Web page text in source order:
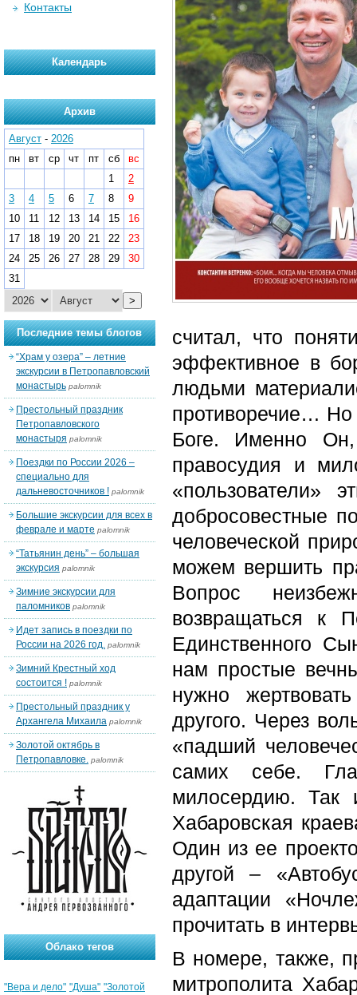
считал, что
эффективное в
людьми
противоречие… Но
Боге. Именно
правосудия и
«пользователи»
добросовестные
человеческой
можем вершить
Вопрос
возвращаться к
Единственного
нам простые
нужно
другого. Через
«падший
самих себе.
милосердию. Так
Хабаровская
Один из ее
другой –
адаптации
прочитать в
В номере, также,
митрополита
Контакты
Календарь
Архив
Август - 2026
пн
вт ср чт пт сб
вс
1
2
3
4 5 6 7 8
9
10
11 12 13 14 15
16
17
18 19 20 21 22
23
24
25 26 27 28 29
30
31
>
Последние темы блогов
“Храм у озера” – летние
экскурсии в Петропавловский
монастырь palomnik
Престольный праздник
Петропавловского
монастыря palomnik
Поездки по России 2026 –
специально для
дальневосточников ! palomnik
Большие экскурсии для всех в
феврале и марте palomnik
“Татьянин день” – большая
экскурсия palomnik
Зимние экскурсии для
паломников palomnik
Идет запись в поездки по
России на 2026 год. palomnik
Зимний Крестный ход
состоится ! palomnik
Престольный праздник у
Архангела Михаила palomnik
Золотой октябрь в
Петропавловке. palomnik
Облако тегов
"Вера и дело" "Душа" "Золотой